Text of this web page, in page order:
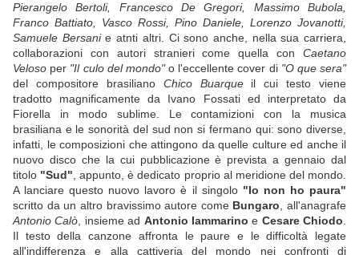
Pierangelo Bertoli, Francesco De Gregori, Massimo Bubola,
Franco Battiato, Vasco Rossi, Pino Daniele, Lorenzo Jovanotti,
Samuele Bersanie atnti altri. Ci sono anche, nella sua carriera,
collaborazioni con autori stranieri come quella con Caetano
Veloso per "Il culo del mondo"o l'eccellente cover di "O que sera"
del compositore brasiliano Chico Buarqueil cui testo viene
tradotto magnificamente da Ivano Fossati ed interpretato da
Fiorella in modo sublime. Le contamizioni con la musica
brasiliana e le sonorità del sud non si fermano qui: sono diverse,
infatti, le composizioni che attingono da quelle culture ed anche il
nuovo disco che la cui pubblicazione è prevista a gennaio dal
titolo "Sud" , appunto, è dedicato proprio al meridione del mondo.
A lanciare questo nuovo lavoro è il singolo "Io non ho paura"
scritto da un altro bravissimo autore come Bungaro , all'anagrafe
Antonio Calò , insieme ad Antonio Iammarino e Cesare Chiodo
Il testo della canzone affronta le paure e le difficoltà legate
all'indifferenza e alla cattiveria del mondo nei confronti di